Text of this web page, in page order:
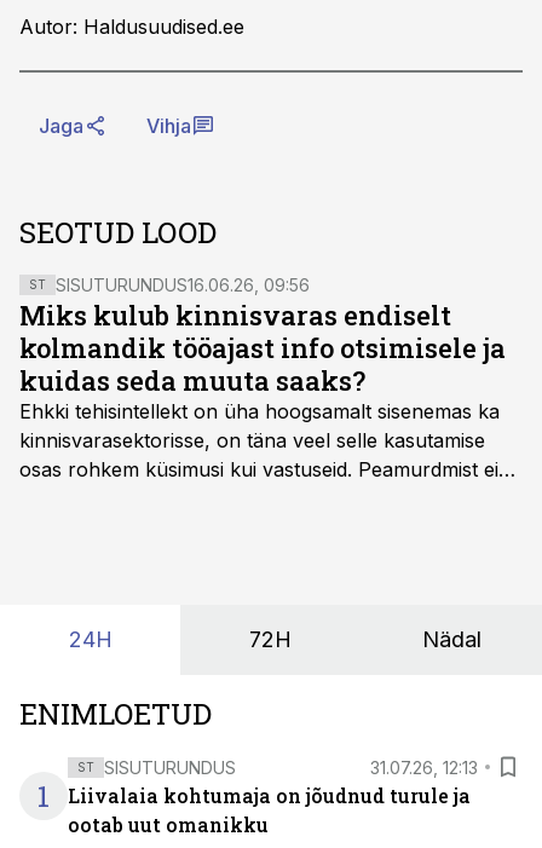
Autor: Haldusuudised.ee
Jaga Vihja
SEOTUD LOOD
ST SISUTURUNDUS16.06.26, 09:56
Miks kulub kinnisvaras endiselt
kolmandik tööajast info otsimisele ja
kuidas seda muuta saaks?
Ehkki tehisintellekt on üha hoogsamalt sisenemas ka
kinnisvarasektorisse, on täna veel selle kasutamise
osas rohkem küsimusi kui vastuseid. Peamurdmist ei
24H 72H Nädal
ENIMLOETUD
1
ST SISUTURUNDUS 31.07.26, 12:13
Liivalaia kohtumaja on jõudnud turule ja
ootab uut omanikku